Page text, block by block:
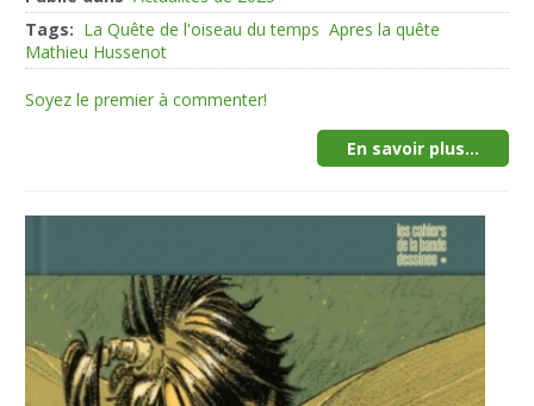
Tags: La Quête de l'oiseau du temps Apres la quête
Mathieu Hussenot
Soyez le premier à commenter!
En savoir plus...